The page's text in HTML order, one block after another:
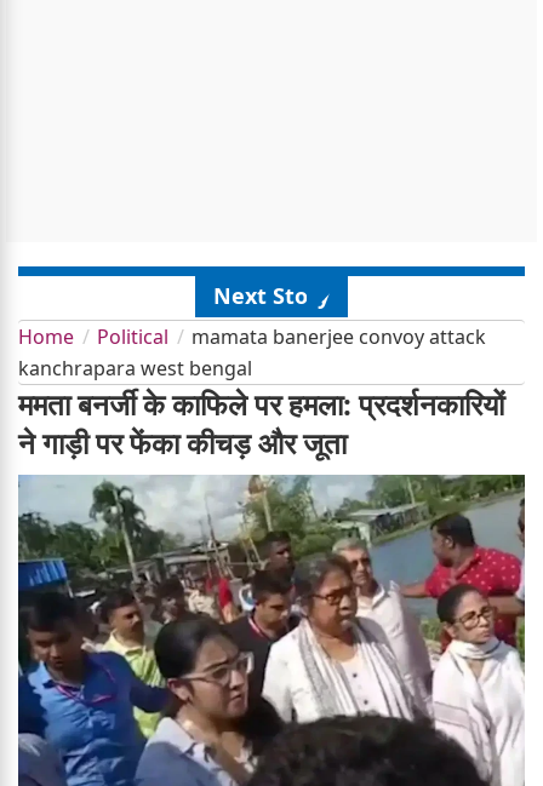
Next Story
Home Political
mamata banerjee convoy attack
kanchrapara west bengal
ममता बनर्जी के काफिले पर हमला: प्रदर्शनकारियों
ने गाड़ी पर फेंका कीचड़ और जूता